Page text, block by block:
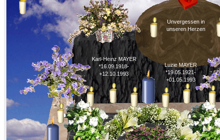
Karl-Heinz MAYER
*16.09.1918-
+12.10.1993
Luzie MAYER
*19.05.1921-
+01.05.1993
Unvergessen in
unseren Herzen